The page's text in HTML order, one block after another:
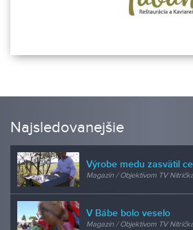
Najsledovanejšie
Výrobe medu zasvätil
Magazín / Objektívom TV
V Bábe bolo veselo
Magazín / Objektívom TV